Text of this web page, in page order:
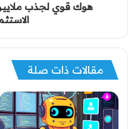
هوك قوي لجذب
مقالات ذات صلة